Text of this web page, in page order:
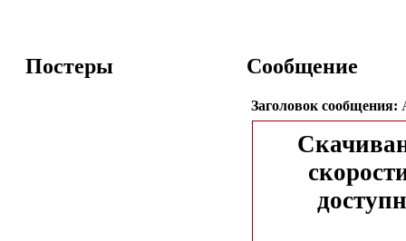
Постеры Сообщение
Заголовок сообщения: